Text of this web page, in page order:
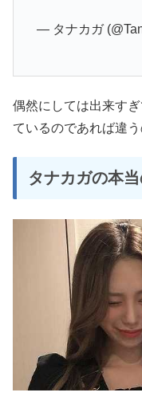
— タナカガ
偶然にしては出来す
ているのであれば違
タナカガの本